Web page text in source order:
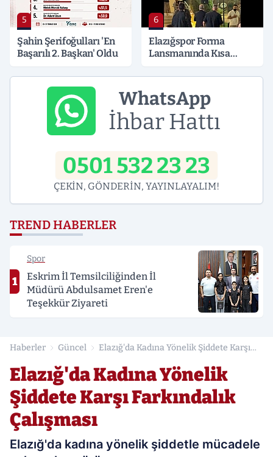
5
Şahin Şerifoğulları 'En
Başarılı 2. Başkan' Oldu
6
Elazığspor Forma
Lansmanında Kısa
WhatsApp
İhbar Hattı
0501 532 23 23
ÇEKİN, GÖNDERİN, YAYINLAYALIM!
TREND HABERLER
1
Spor
Eskrim İl Temsilciliğinden İl
Müdürü Abdulsamet Eren'e
Teşekkür Ziyareti
Haberler Güncel
Elazığ'da Kadına Yönelik Şiddete Karşı
Elazığ'da Kadına Yönelik
Şiddete Karşı Farkındalık
Çalışması
Elazığ'da kadına yönelik şiddetle mücadele